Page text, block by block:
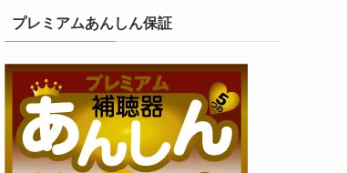
プレミアムあんしん保証